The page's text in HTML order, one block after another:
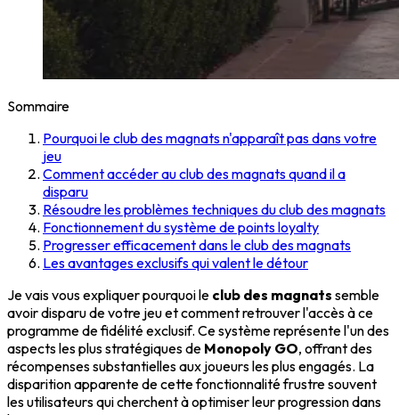
Sommaire
Pourquoi le club des magnats n'apparaît pas dans votre
jeu
Comment accéder au club des magnats quand il a
disparu
Résoudre les problèmes techniques du club des magnats
Fonctionnement du système de points loyalty
Progresser efficacement dans le club des magnats
Les avantages exclusifs qui valent le détour
Je vais vous expliquer pourquoi le club des magnats semble
avoir disparu de votre jeu et comment retrouver l'accès à ce
programme de fidélité exclusif. Ce système représente l'un des
aspects les plus stratégiques de Monopoly GO, offrant des
récompenses substantielles aux joueurs les plus engagés. La
disparition apparente de cette fonctionnalité frustre souvent
les utilisateurs qui cherchent à optimiser leur progression dans